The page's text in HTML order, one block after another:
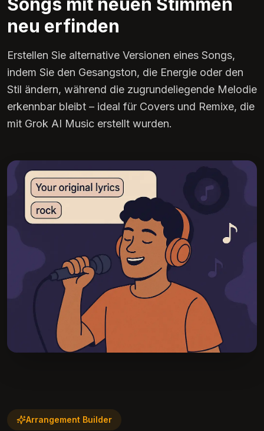
neu erfinden
Erstellen Sie alternative Versionen eines Songs,
indem Sie den Gesangston, die Energie oder den
Stil ändern, während die zugrundeliegende Melodie
erkennbar bleibt – ideal für Covers und Remixe, die
mit Grok AI Music erstellt wurden.
Arrangement Builder